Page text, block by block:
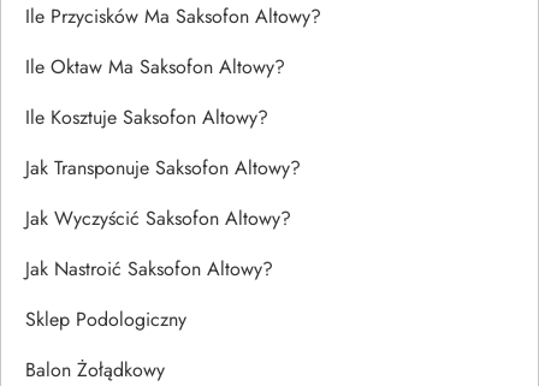
Ile Przycisków Ma Saksofon Altowy?
Ile Oktaw Ma Saksofon Altowy?
Ile Kosztuje Saksofon Altowy?
Jak Transponuje Saksofon Altowy?
Jak Wyczyścić Saksofon Altowy?
Jak Nastroić Saksofon Altowy?
Sklep Podologiczny
Balon Żołądkowy